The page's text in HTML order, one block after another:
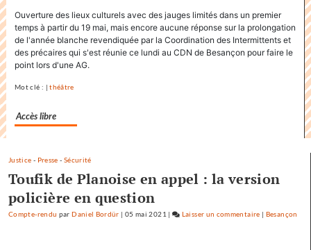
»
communication
Ouverture des lieux culturels avec des jauges limités dans un premier
temps à partir du 19 mai, mais encore aucune réponse sur la prolongation
de l'année blanche revendiquée par la Coordination des Intermittents et
des précaires qui s'est réunie ce lundi au CDN de Besançon pour faire le
point lors d'une AG.
Mot clé : |théâtre
Accès libre
Justice - Presse - Sécurité
Toufik de Planoise en appel : la version
policière en question
Compte-rendu parDaniel Bordür | 05 mai 2021 | Laisser un commentaire on
| Besançon